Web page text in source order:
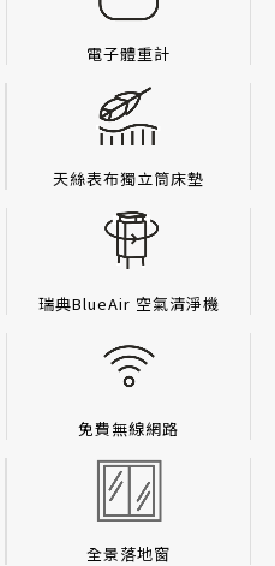
電子體重計
天絲表布獨立筒床墊
瑞典BlueAir 空氣清淨機
免費無線網路
全景落地窗